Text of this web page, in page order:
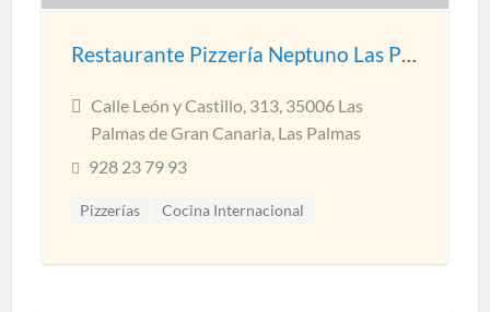
Restaurante Pizzería Neptuno Las Palmas
Calle León y Castillo, 313, 35006 Las
Palmas de Gran Canaria, Las Palmas
928 23 79 93
Pizzerías Cocina Internacional